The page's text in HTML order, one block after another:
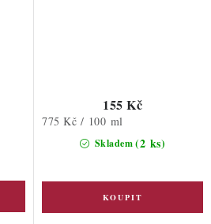
Skladem(2 ks)
155 Kč
Měrná
775 Kč / 100 ml